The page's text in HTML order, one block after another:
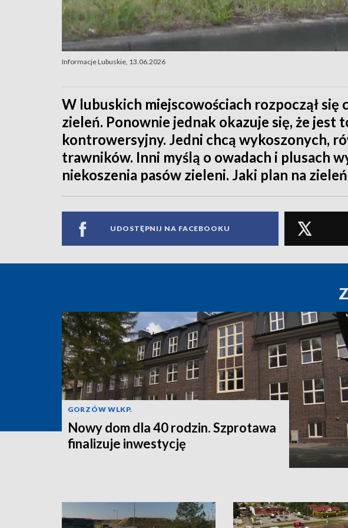
Informacje Lubuskie, 13.06.2026
W lubuskich miejscowościach rozpoczął się
zieleń. Ponownie jednak okazuje się, że jest
kontrowersyjny. Jedni chcą wykoszonych,
trawników. Inni myślą o owadach i plusach
niekoszenia pasów zieleni. Jaki plan na
UDOSTĘPNIJ NA FACEBOOKU
GORZÓW WLKP.
Nowy dom dla 40 rodzin. Szprotawa
finalizuje inwestycję